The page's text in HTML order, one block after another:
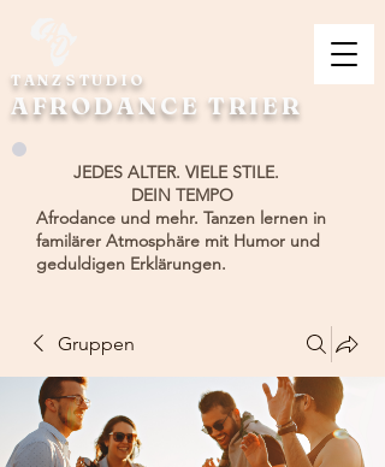
TANZSTUDIO
AFRODANCE TRIER
JEDES ALTER. VIELE STILE.
DEIN TEMPO
Afrodance und mehr. Tanzen lernen in
familärer Atmosphäre mit Humor und
geduldigen Erklärungen.
Gruppen